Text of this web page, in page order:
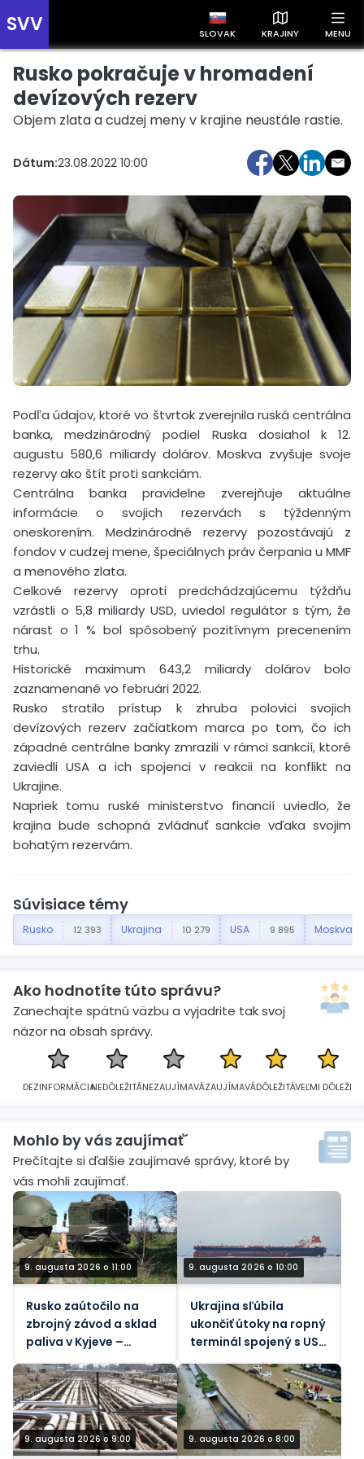
SVV SLOVAK KRAJINY MENU
Prehľad správ podľa krajín
Zobrazte si správy rozdelené podľa krajín a získajte rýchly
prehľad o dianí vo svete.
Slovensko Česko Maďarsko
Rusko pokračuje v hromadení
devízových rezerv
Objem zlata a cudzej meny v krajine neustále rastie.
Dátum:23.08.2022 10:00
Podľa údajov, ktoré vo štvrtok zverejnila ruská centrálna
banka, medzinárodný podiel Ruska dosiahol k 12.
augustu 580,6 miliardy dolárov. Moskva zvyšuje svoje
rezervy ako štít proti sankciám.
Centrálna banka pravidelne zverejňuje aktuálne
informácie o svojich rezervách s týždenným
oneskorením. Medzinárodné rezervy pozostávajú z
fondov v cudzej mene, špeciálnych práv čerpania u MMF
a menového zlata.
Celkové rezervy oproti predchádzajúcemu týždňu
vzrástli o 5,8 miliardy USD, uviedol regulátor s tým, že
nárast o 1 % bol spôsobený pozitívnym precenením
trhu.
Historické maximum 643,2 miliardy dolárov bolo
zaznamenané vo februári 2022.
Rusko stratilo prístup k zhruba polovici svojich
devízových rezerv začiatkom marca po tom, čo ich
západné centrálne banky zmrazili v rámci sankcií, ktoré
zaviedli USA a ich spojenci v reakcii na konflikt na
Ukrajine.
Napriek tomu ruské ministerstvo financií uviedlo, že
krajina bude schopná zvládnuť sankcie vďaka svojim
bohatým rezervám.
Súvisiace témy
Rusko 12 393 Ukrajina 10 279 USA 9 895 Moskva
Ako hodnotíte túto správu?
Zanechajte spätnú väzbu a vyjadrite tak svoj
názor na obsah správy.
DEZINFORMÁCIANEDÔLEŽITÁNEZAUJÍMAVÁZAUJÍMAVÁDÔLEŽITÁVEĽMI DÔLEŽITÁ
Mohlo by vás zaujímať´
Prečítajte si ďalšie zaujímavé správy, ktoré by
vás mohli zaujímať.
9. augusta 2026 o 11:00
Rusko zaútočilo na
zbrojný závod a sklad
paliva v Kyjeve –
9. augusta 2026 o 10:00
Ukrajina sľúbila
ukončiť útoky na ropný
terminál spojený s USA
9. augusta 2026 o 9:00 9. augusta 2026 o 8:00